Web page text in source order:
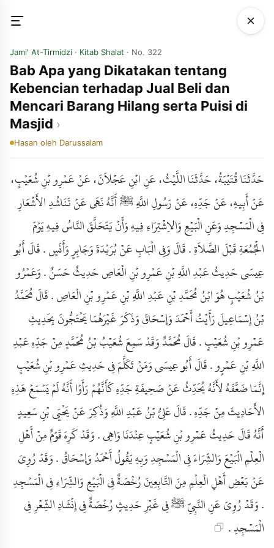
Jami' At-Tirmidzi · Kitab Shalat · No. 322
Bab Apa yang Dikatakan tentang
Kebencian terhadap Jual Beli dan
Mencari Barang Hilang serta Puisi di
Masjid
Hasan oleh Darussalam
حَدَّثَنَا قُتَيْبَةُ، حَدَّثَنَا اللَّيْثُ، عَنِ ابْنِ عَجْلاَنَ، عَنْ عَمْرِو بْنِ شُعَيْبٍ،
عَنْ أَبِيهِ، عَنْ جَدِّهِ، عَنْ رَسُولِ اللَّهِ ﷺ أَنَّهُ نَهَى عَنْ تَنَاشُدِ الأَشْعَارِ
فِي الْمَسْجِدِ وَعَنِ الْبَيْعِ وَالاِشْتِرَاءِ فِيهِ وَأَنْ يَتَحَلَّقَ النَّاسُ فِيهِ يَوْمَ
الْجُمُعَةِ قَبْلَ الصَّلاَةِ . قَالَ وَفِي الْبَابِ عَنْ بُرَيْدَةَ وَجَابِرٍ وَأَنَسٍ . قَالَ أَبُو
عِيسَى حَدِيثُ عَبْدِ اللَّهِ بْنِ عَمْرِو بْنِ الْعَاصِ حَدِيثٌ حَسَنٌ . وَعَمْرُو
بْنُ شُعَيْبٍ هُوَ ابْنُ مُحَمَّدِ بْنِ عَبْدِ اللَّهِ بْنِ عَمْرِو بْنِ الْعَاصِ . قَالَ مُحَمَّدُ
بْنُ إِسْمَاعِيلَ رَأَيْتُ أَحْمَدَ وَإِسْحَاقَ وَذَكَرَ غَيْرَهُمَا يَحْتَجُّونَ بِحَدِيثِ
عَمْرِو بْنِ شُعَيْبٍ . قَالَ مُحَمَّدٌ وَقَدْ سَمِعَ شُعَيْبُ بْنُ مُحَمَّدٍ مِنْ جَدِّهِ عَبْدِ
اللَّهِ بْنِ عَمْرٍو . قَالَ أَبُو عِيسَى وَمَنْ تَكَلَّمَ فِي حَدِيثِ عَمْرِو بْنِ شُعَيْبٍ
إِنَّمَا ضَعَّفَهُ لأَنَّهُ يُحَدِّثُ عَنْ صَحِيفَةِ جَدِّهِ كَأَنَّهُمْ رَأَوْا أَنَّهُ لَمْ يَسْمَعْ هَذِهِ
الأَحَادِيثَ مِنْ جَدِّهِ . قَالَ عَلِيُّ بْنُ عَبْدِ اللَّهِ وَذُكِرَ عَنْ يَحْيَى بْنِ سَعِيدٍ
أَنَّهُ قَالَ حَدِيثُ عَمْرِو بْنِ شُعَيْبٍ عِنْدَنَا وَاهِي . وَقَدْ كَرِهَ قَوْمٌ مِنْ أَهْلِ
الْعِلْمِ الْبَيْعَ وَالشِّرَاءَ فِي الْمَسْجِدِ وَبِهِ يَقُولُ أَحْمَدُ وَإِسْحَاقُ . وَقَدْ رُوِيَ
عَنْ بَعْضِ أَهْلِ الْعِلْمِ مِنَ التَّابِعِينَ رُخْصَةٌ فِي الْبَيْعِ وَالشِّرَاءِ فِي الْمَسْجِدِ
. وَقَدْ رُوِيَ عَنِ النَّبِيِّ ﷺ فِي غَيْرِ حَدِيثٍ رُخْصَةٌ فِي إِنْشَادِ الشِّعْرِ فِي
الْمَسْجِدِ .